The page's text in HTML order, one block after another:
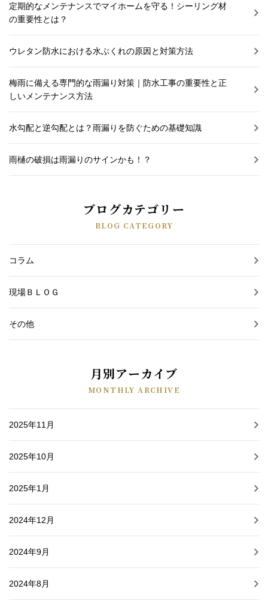
定期的なメンテナンスでマイホームを守る！シーリング材
の重要性とは？
ウレタン防水における水ぶくれの原因と対策方法
梅雨に備える専門的な雨漏り対策｜防水工事の重要性と正
しいメンテナンス方法
水勾配と逆勾配とは？雨漏りを防ぐための基礎知識
雨樋の破損は雨漏りのサインかも！？
ブログカテゴリー
BLOG CATEGORY
コラム
現場ＢＬＯＧ
その他
月別アーカイブ
MONTHLY ARCHIVE
2025年11月
2025年10月
2025年1月
2024年12月
2024年9月
2024年8月